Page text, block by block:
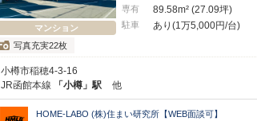
マンション
写真充実22枚
専有
89.58m² (27.09坪)
駐車 あり(1万5,000円/台)
小樽市稲穂4-3-16
JR函館本線 「小樽」駅 他
HOME-LABO (株)住まい研究所【WEB面談可】